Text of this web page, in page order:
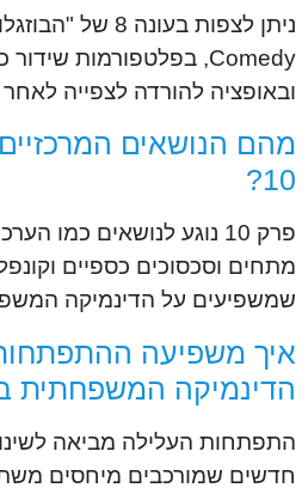
ובאופציה להורדה לצפייה
מהם הנושאים
10?
פרק 10 נוגע לנושאים
מתחים וסכסוכים כספיים
שמשפיעים על הדינמיקה
איך משפיעה
הדינמיקה המשפחתית
התפתחות העלילה מביאה
חדשים שמורכבים מיחסים